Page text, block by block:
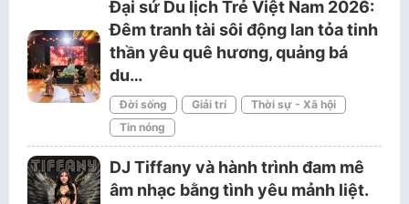
Đại sứ Du lịch Trẻ Việt Nam 2026:
Đêm tranh tài sôi động lan tỏa tinh
thần yêu quê hương, quảng bá
du…
Đời sống Giải trí
Thời sự - Xã hội
Tin nóng
DJ Tiffany và hành trình đam mê
âm nhạc bằng tình yêu mảnh liệt.